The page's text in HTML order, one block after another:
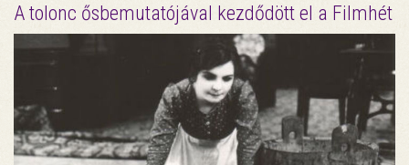
A tolonc ősbemutatójával kezdődött el a Filmhét